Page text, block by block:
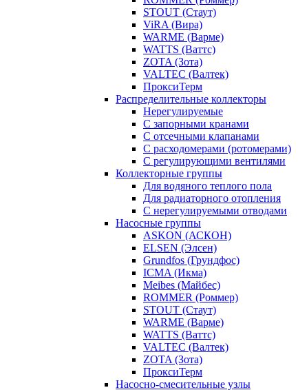
STOUT (Стаут)
ViRA (Вира)
WARME (Варме)
WATTS (Ваттс)
ZOTA (Зота)
VALTEC (Валтек)
ПроксиТерм
Распределительные коллекторы
Нерегулируемые
С запорными кранами
С отсечными клапанами
С расходомерами (ротомерами)
С регулирующими вентилями
Коллекторные группы
Для водяного теплого пола
Для радиаторного отопления
С нерегулируемыми отводами
Насосные группы
ASKON (АСКОН)
ELSEN (Элсен)
Grundfos (Грундфос)
ICMA (Икма)
Meibes (Майбес)
ROMMER (Роммер)
STOUT (Стаут)
WARME (Варме)
WATTS (Ваттс)
VALTEC (Валтек)
ZOTA (Зота)
ПроксиТерм
Насосно-смесительные узлы